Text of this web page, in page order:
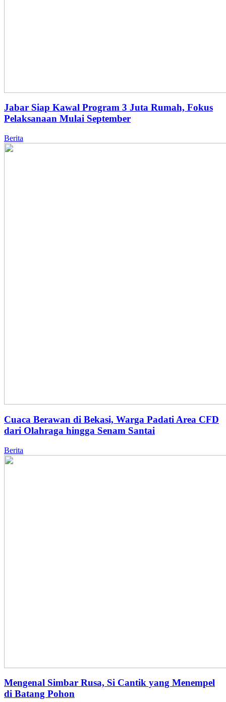
Jabar Siap Kawal Program 3 Juta Rumah, Fokus
Pelaksanaan Mulai September
Berita
Cuaca Berawan di Bekasi, Warga Padati Area CFD
dari Olahraga hingga Senam Santai
Berita
Mengenal Simbar Rusa, Si Cantik yang Menempel
di Batang Pohon